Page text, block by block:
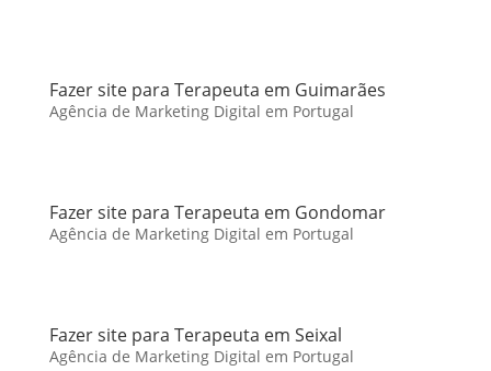
Fazer site para Terapeuta em Guimarães
Agência de Marketing Digital em Portugal
Fazer site para Terapeuta em Gondomar
Agência de Marketing Digital em Portugal
Fazer site para Terapeuta em Seixal
Agência de Marketing Digital em Portugal